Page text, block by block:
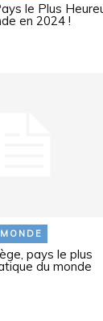
le Plus
en 2024 !
MONDE
pays le plus
du monde